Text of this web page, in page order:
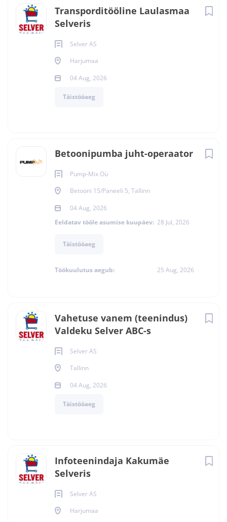
Transporditööline Laulasmaa
Selveris
Selver AS
Harjumaa
04 Aug, 2026
Täistööaeg
Betoonipumba juht-operaator
Pump-Mix Oü
Betooni 15/Paneeli 5, Tallinn
04 Aug, 2026
Eeldatav tööle asumise kuupäev: 28 Jul, 2026
Täistööaeg
Töökuulutus aegub: 25 Aug, 2026
Vahetuse vanem (teenindus)
Valdeku Selver ABC-s
Selver AS
Tallinn
04 Aug, 2026
Täistööaeg
Infoteenindaja Kakumäe
Selveris
Selver AS
Harjumaa